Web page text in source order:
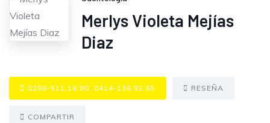
Merlys Violeta Mejías
Diaz
0286-511.16.90, 0414-136.91.65 RESEÑA
COMPARTIR